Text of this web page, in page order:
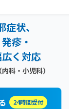
状、
疹・
く対応
科・小児科）
24時間受付